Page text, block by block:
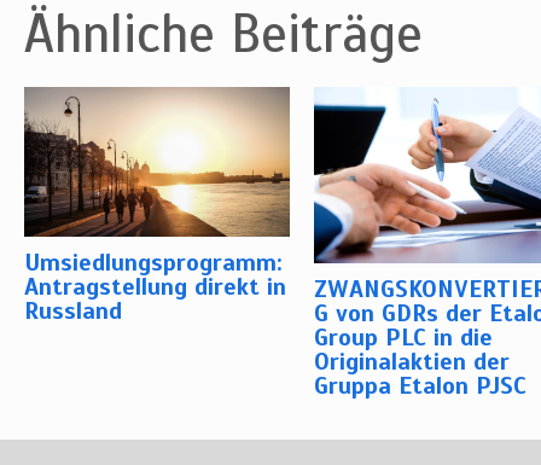
Ähnliche Beiträge
Umsiedlungsprogramm:
Antragstellung direkt in
Russland
G von GDRs der
Group PLC in die
Originalaktien der
Gruppa Etalon PJSC